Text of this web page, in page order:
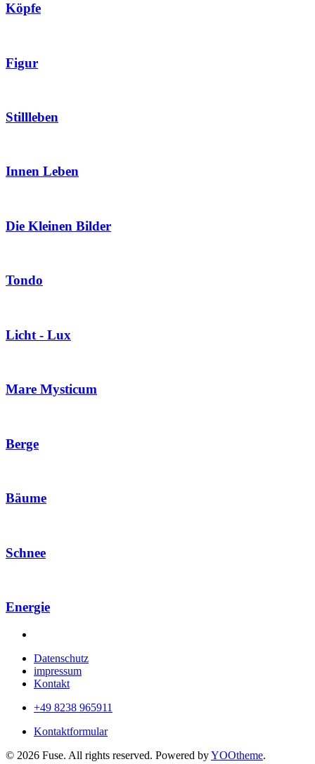
Köpfe
Figur
Stillleben
Innen Leben
Die Kleinen Bilder
Tondo
Licht - Lux
Mare Mysticum
Berge
Bäume
Schnee
Energie
Datenschutz
impressum
Kontakt
+49 8238 965911
Kontaktformular
© 2026 Fuse. All rights reserved. Powered byYOOtheme.